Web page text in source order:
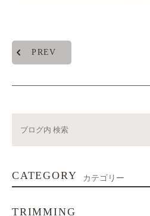
PREV
CATEGORY カテゴリー
TRIMMING